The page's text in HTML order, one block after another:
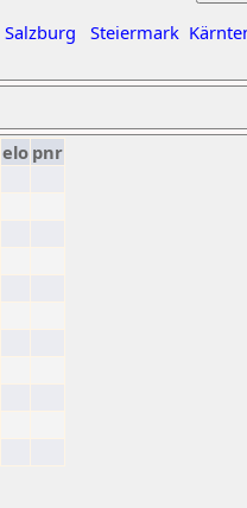
Salzburg Steiermark
elo pnr